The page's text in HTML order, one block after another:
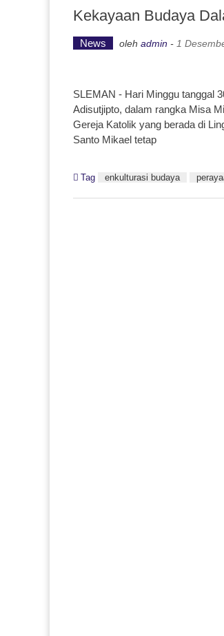
Kekayaan Budaya
News oleh admin - 1
SLEMAN - Hari Minggu tanggal
Adisutjipto, dalam rangka Misa
Gereja Katolik yang berada di
Santo Mikael tetap
Tag enkulturasi budaya